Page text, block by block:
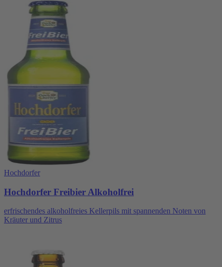
Hochdorfer
Hochdorfer Freibier Alkoholfrei
erfrischendes alkoholfreies Kellerpils mit spannenden Noten von
Kräuter und Zitrus